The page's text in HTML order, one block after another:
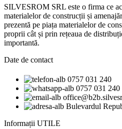
SILVESROM SRL este o firma ce
materialelor de construcții și
prezentă pe piața materialelor de
proprii cât și prin rețeaua de
importantă.
Date de contact
0757 031 240
0757 031 240
Bulevardul
Informații UTILE